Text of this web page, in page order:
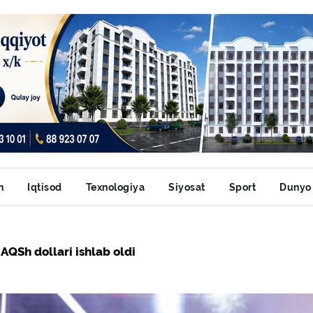
Iqtisod Texnologiya Siyosat Sport Dunyo
dollari ishlab oldi